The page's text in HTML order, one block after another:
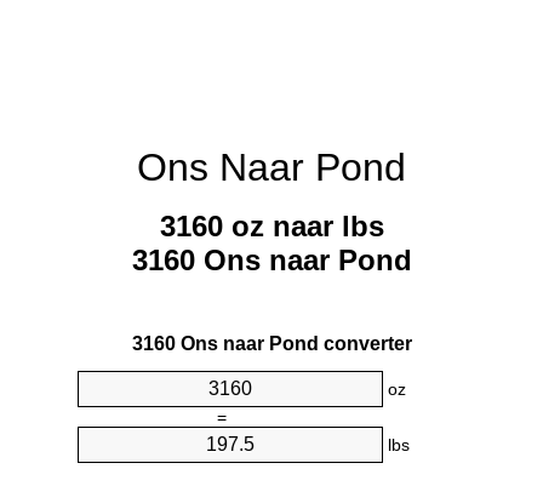
Ons Naar Pond
3160 oz naar lbs
3160 Ons naar Pond
3160 Ons naar Pond converter
oz
=
lbs